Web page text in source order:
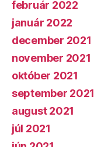
február 2022
január 2022
december 2021
november 2021
október 2021
september 2021
august 2021
júl 2021